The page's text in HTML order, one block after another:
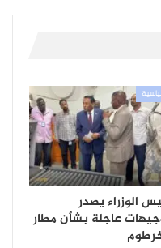
الوزراء يصدر
عاجلة بشأن مطار